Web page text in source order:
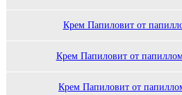
Крем Папиловит от
Крем Папиловит от
Крем Папиловит от